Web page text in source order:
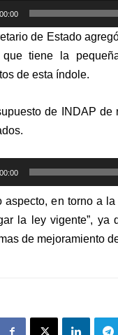
00:00
de Estado
que tiene la
de esta índole.
de INDAP
00:00
aspecto, en torno a
la ley vigente”, ya
de mejoramiento